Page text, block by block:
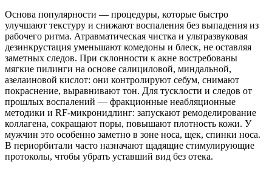
Основа популярности — процедуры, которые быстро
улучшают текстуру и снижают воспаления без выпадения из
рабочего ритма. Атравматическая чистка и ультразвуковая
дезинкрустация уменьшают комедоны и блеск, не оставляя
заметных следов. При склонности к акне востребованы
мягкие пилинги на основе салициловой, миндальной,
азелаиновой кислот: они контролируют себум, снимают
покраснение, выравнивают тон. Для тусклости и следов от
прошлых воспалений — фракционные неабляционные
методики и RF-микронидлинг: запускают ремоделирование
коллагена, сокращают поры, повышают плотность кожи. У
мужчин это особенно заметно в зоне носа, щек, спинки носа.
В периорбитали часто назначают щадящие стимулирующие
протоколы, чтобы убрать уставший вид без отека.